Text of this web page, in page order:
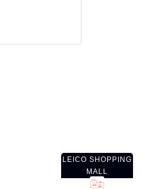
LEICO SHOPPING
MALL